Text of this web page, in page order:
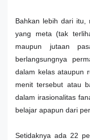
Bahkan lebih dari itu,
yang meta (tak
maupun jutaan
berlangsungnya
dalam kelas ataupun
menit tersebut atau
dalam irasionalitas
belajar apapun dari
Setidaknya ada 22